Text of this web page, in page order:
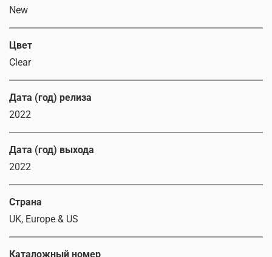
New
Цвет
Clear
Дата (год) релиза
2022
Дата (год) выхода
2022
Страна
UK, Europe & US
Каталожный номер